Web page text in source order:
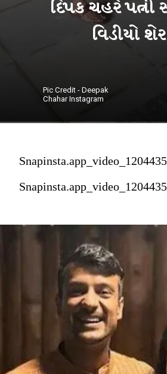
દિપક ચહરે પત્ની
વિડીયો
Pic Credit - Deepak
Chahar Instagram